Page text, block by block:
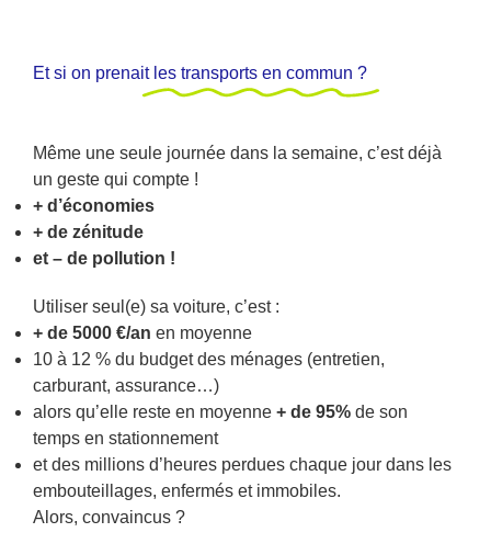
Et si on prenait les transports en commun ?
Même une seule journée dans la semaine, c’est déjà
un geste qui compte !
+ d’économies
+ de zénitude
et – de pollution !
Utiliser seul(e) sa voiture, c’est :
+ de 5000 €/an en moyenne
10 à 12 % du budget des ménages (entretien,
carburant, assurance…)
alors qu’elle reste en moyenne + de 95% de son
temps en stationnement
et des millions d’heures perdues chaque jour dans les
embouteillages, enfermés et immobiles.
Alors, convaincus ?